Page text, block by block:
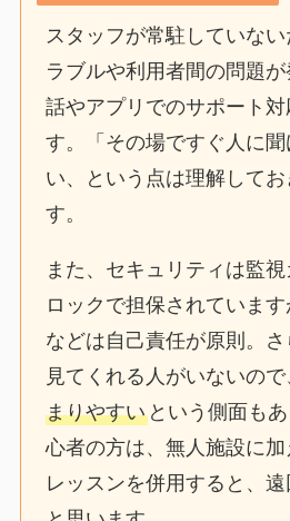
スタッフが常駐していな
ラブルや利用者間の問題
話やアプリでのサポート
す。「その場ですぐ人に
い、という点は理解して
す。
また、セキュリティは監
ロックで担保されていま
などは自己責任が原則。
見てくれる人がいないので
まりやすい という側面も
心者の方は、無人施設に
レッスンを併用すると、